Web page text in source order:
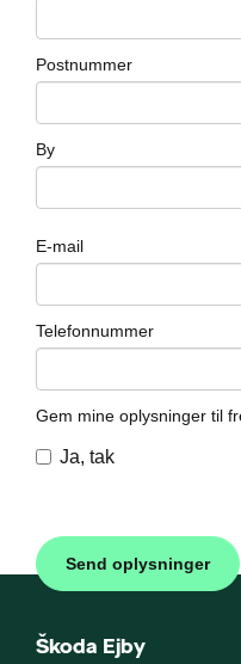
Postnummer
By
E-mail
Telefonnummer
Gem mine oplysninger til
Ja, tak
Škoda Ejby